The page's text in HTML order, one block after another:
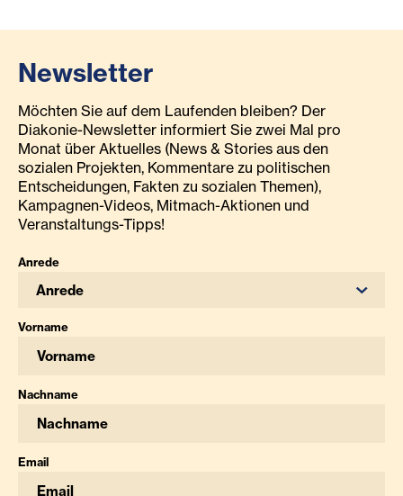
Newsletter
Möchten Sie auf dem Laufenden bleiben? Der
Diakonie-Newsletter informiert Sie zwei Mal pro
Monat über Aktuelles (News & Stories aus den
sozialen Projekten, Kommentare zu politischen
Entscheidungen, Fakten zu sozialen Themen),
Kampagnen-Videos, Mitmach-Aktionen und
Veranstaltungs-Tipps!
Anrede
Anrede
Vorname
Nachname
Email